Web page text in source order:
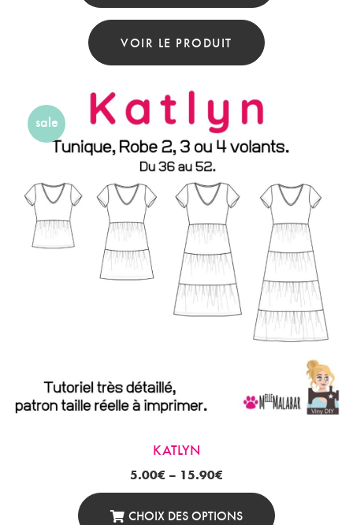
Ce
Produit
Variations.
Les
Options
Peuvent
Être
Choisies
Sur
La
Page
VOIR LE PRODUIT
sale
KATLYN
5.00€ – 15.90€
CHOIX DES OPTIONS